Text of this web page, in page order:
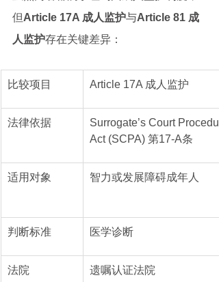
但Article 17A 成人监护与Article 81 成
人监护存在关键差异：
比较项目 Article 17A 成人监护
法律依据
Surrogate’s Court
Act (SCPA) 第17-A条
适用对象 智力或发展障碍成年人
判断标准 医学诊断
法院 遗嘱认证法院